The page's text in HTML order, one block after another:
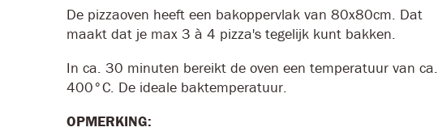
De pizzaoven heeft een bakoppervlak van 80x80cm. Dat
maakt dat je max 3 à 4 pizza's tegelijk kunt bakken.
In ca. 30 minuten bereikt de oven een temperatuur van ca.
400°C. De ideale baktemperatuur.
OPMERKING: